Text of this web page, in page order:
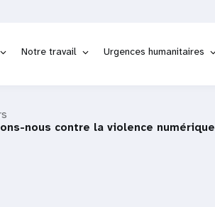
Notre travail Urgences humanitaires
nous contre la violence numérique